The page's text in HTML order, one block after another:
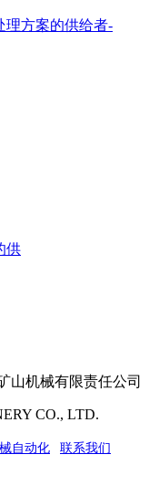
理方案的供给者-
供
山机械有限责任公司
CO., LTD.
自动化 联系我们